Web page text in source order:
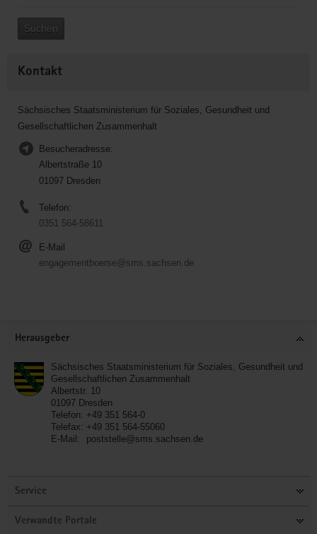
Suchen
Kontakt
Sächsisches Staatsministerium für Soziales, Gesundheit und
Gesellschaftlichen Zusammenhalt
Besucheradresse:
Albertstraße 10
01097 Dresden
Telefon:
0351 564-58611
E-Mail
engagementboerse@sms.sachsen.de
Herausgeber
Sächsisches Staatsministerium für Soziales, Gesundheit und
Gesellschaftlichen Zusammenhalt
Albertstr. 10
01097 Dresden
Telefon: +49 351 564-0
Telefax: +49 351 564-55060
E-Mail:
poststelle@sms.sachsen.de
Service
Verwandte Portale